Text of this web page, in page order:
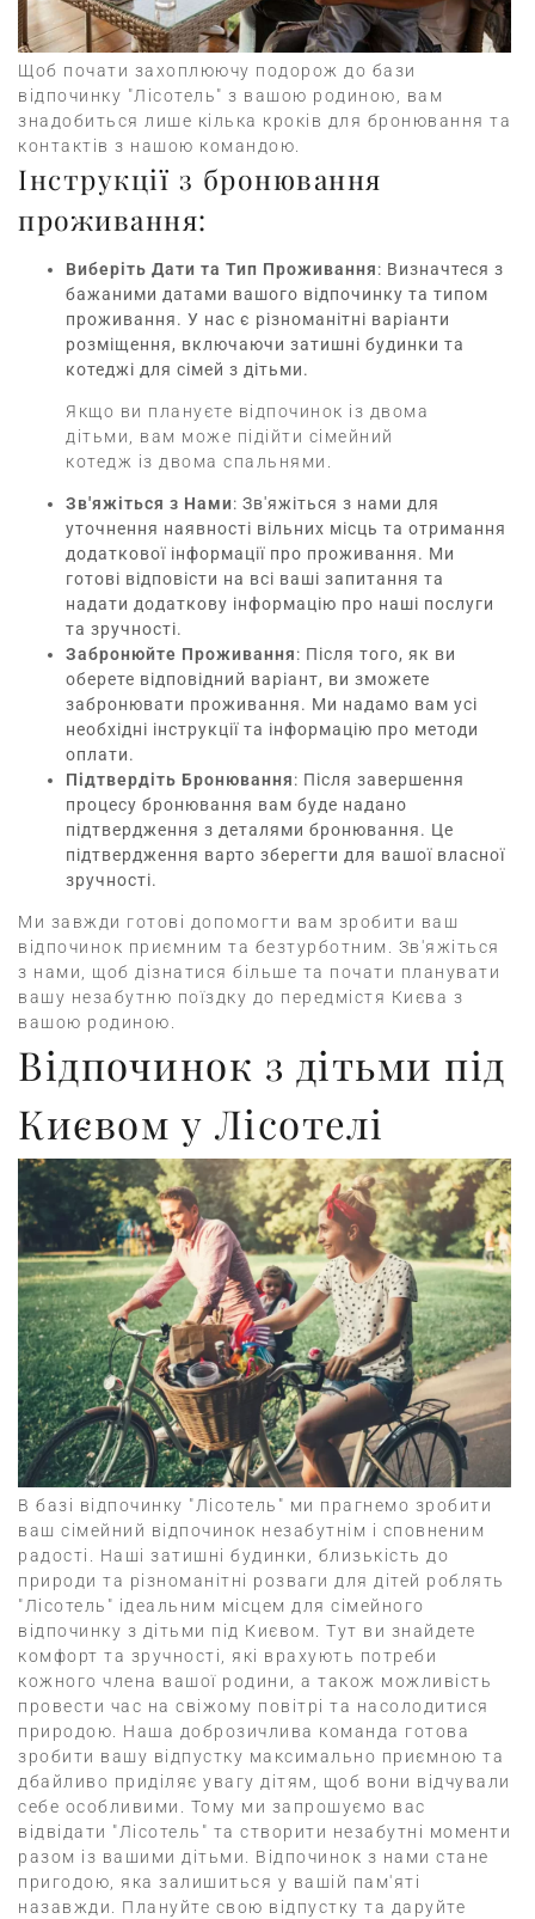
Щоб почати захоплюючу подорож до бази
відпочинку "Лісотель" з вашою родиною, вам
знадобиться лише кілька кроків для бронювання та
контактів з нашою командою.
Інструкції з бронювання
проживання:
Виберіть Дати та Тип Проживання: Визначтеся з
бажаними датами вашого відпочинку та типом
проживання. У нас є різноманітні варіанти
розміщення, включаючи затишні будинки та
котеджі для сімей з дітьми.
Якщо ви плануєте відпочинок із двома
дітьми, вам може підійти сімейний
котедж із двома спальнями.
Зв'яжіться з Нами: Зв'яжіться з нами для
уточнення наявності вільних місць та отримання
додаткової інформації про проживання. Ми
готові відповісти на всі ваші запитання та
надати додаткову інформацію про наші послуги
та зручності.
Забронюйте Проживання: Після того, як ви
оберете відповідний варіант, ви зможете
забронювати проживання. Ми надамо вам усі
необхідні інструкції та інформацію про методи
оплати.
Підтвердіть Бронювання: Після завершення
процесу бронювання вам буде надано
підтвердження з деталями бронювання. Це
підтвердження варто зберегти для вашої власної
зручності.
Ми завжди готові допомогти вам зробити ваш
відпочинок приємним та безтурботним. Зв'яжіться
з нами, щоб дізнатися більше та почати планувати
вашу незабутню поїздку до передмістя Києва з
вашою родиною.
Відпочинок з дітьми під
Києвом у Лісотелі
В базі відпочинку "Лісотель" ми прагнемо зробити
ваш сімейний відпочинок незабутнім і сповненим
радості. Наші затишні будинки, близькість до
природи та різноманітні розваги для дітей роблять
"Лісотель" ідеальним місцем для сімейного
відпочинку з дітьми під Києвом. Тут ви знайдете
комфорт та зручності, які врахують потреби
кожного члена вашої родини, а також можливість
провести час на свіжому повітрі та насолодитися
природою. Наша доброзичлива команда готова
зробити вашу відпустку максимально приємною та
дбайливо приділяє увагу дітям, щоб вони відчували
себе особливими. Тому ми запрошуємо вас
відвідати "Лісотель" та створити незабутні моменти
разом із вашими дітьми. Відпочинок з нами стане
пригодою, яка залишиться у вашій пам'яті
назавжди. Плануйте свою відпустку та даруйте